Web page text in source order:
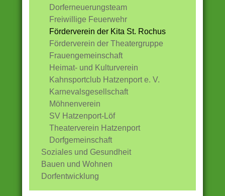
Dorferneuerungsteam
Freiwillige Feuerwehr
Förderverein der Kita St. Rochus
Förderverein der Theatergruppe
Frauengemeinschaft
Heimat- und Kulturverein
Kahnsportclub Hatzenport e. V.
Karnevalsgesellschaft
Möhnenverein
SV Hatzenport-Löf
Theaterverein Hatzenport
Dorfgemeinschaft
Soziales und Gesundheit
Bauen und Wohnen
Dorfentwicklung